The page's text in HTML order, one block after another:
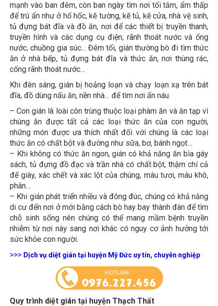
để trú ẩn như ở hố hốc, kẽ tường, kẽ tủ, kẽ cửa, nhà vệ sinh,
tủ đựng bát đĩa và đồ ăn, nơi để các thiết bị truyền thanh,
truyền hình và các dụng cụ điện; rãnh thoát nước và ống
nước, chuồng gia súc… Đêm tối, gián thường bò đi tìm thức
ăn ở nhà bếp, tủ đựng bát đĩa và thức ăn, nơi thùng rác,
cống rãnh thoát nước…
Khi đèn sáng, gián bị hoảng loạn và chạy loạn xạ trên bát
đĩa, đồ dùng nấu ăn, nền nhà… để tìm nơi ẩn náu.
– Con gián là loài côn trùng thuộc loại phàm ăn và ăn tạp vì
chúng ăn được tất cả các loại thức ăn của con người,
những món được ưa thích nhất đối với chúng là các loại
thức ăn có chất bột và đường như sữa, bơ, bánh ngọt…
– Khi không có thức ăn ngon, gián có khả năng ăn bìa gáy
sách, tủ đựng đồ đạc và trần nhà có chất bột, thậm chí cả
đế giày, xác chết và xác lột của chúng, máu tươi, máu khô,
phân…
– Khi gián phát triển nhiều và đông đúc, chúng có khả năng
di cư đến nơi ở mới bằng cách bò hay bay thành đàn để tìm
chỗ sinh sống nên chúng có thể mang mầm bệnh truyền
nhiễm từ nơi này sang nơi khác có nguy cơ ảnh hưởng tới
sức khỏe con người.
Quy trình diệt gián tại huyện Thạch Thất